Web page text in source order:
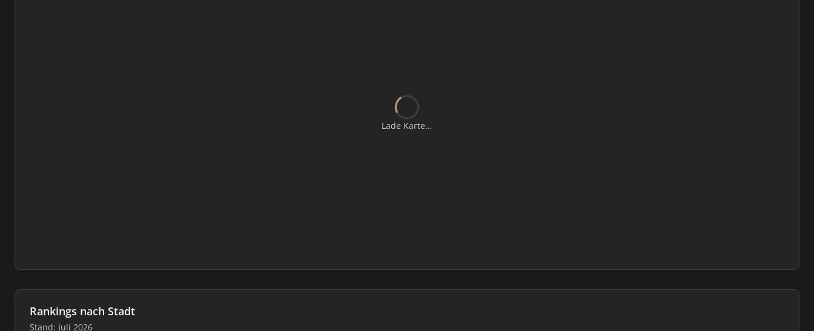
Lade Karte...
Rankings nach Stadt
Stand: Juli 2026